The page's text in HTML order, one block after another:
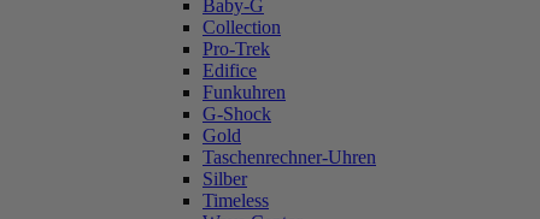
Baby-G
Collection
Pro-Trek
Edifice
Funkuhren
G-Shock
Gold
Taschenrechner-Uhren
Silber
Timeless